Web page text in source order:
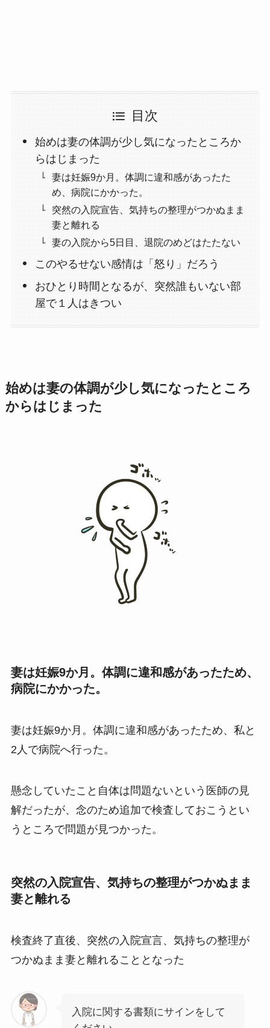
目次
始めは妻の体調が少し気になったところか
らはじまった
妻は妊娠9か月。体調に違和感があったた
め、病院にかかった。
突然の入院宣告、気持ちの整理がつかぬまま
妻と離れる
妻の入院から5日目、退院のめどはたたない
このやるせない感情は「怒り」だろう
おひとり時間となるが、突然誰もいない部
屋で１人はきつい
始めは妻の体調が少し気になったところ
からはじまった
妻は妊娠9か月。体調に違和感があったため、
病院にかかった。
妻は妊娠9か月。体調に違和感があったため、私と
2人で病院へ行った。
懸念していたこと自体は問題ないという医師の見
解だったが、念のため追加で検査しておこうとい
うところで問題が見つかった。
突然の入院宣告、気持ちの整理がつかぬまま
妻と離れる
検査終了直後、突然の入院宣言、気持ちの整理が
つかぬまま妻と離れることとなった
入院に関する書類にサインをして